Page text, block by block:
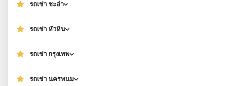
รถเช่า ชะอำ
รถเช่า หัวหิน
รถเช่า กรุงเทพ
รถเช่า นครพนม